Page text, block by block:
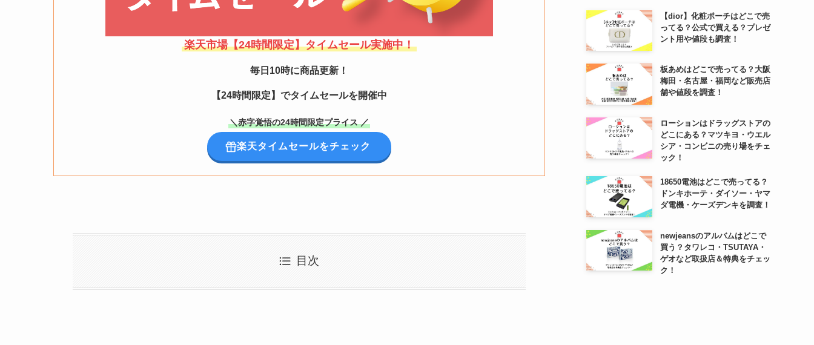
楽天市場【24時間限定】タイムセール実施中！
毎日10時に商品更新！
【24時間限定】でタイムセールを開催中
＼赤字覚悟の24時間限定プライス ／
楽天タイムセールをチェック
目次
【dior】化粧ポーチはどこで売
ってる？公式で買える？プレゼ
ント用や値段も調査！
板あめはどこで売ってる？大阪
梅田・名古屋・福岡など販売店
舗や値段を調査！
ローションはドラッグストアの
どこにある？マツキヨ・ウエル
シア・コンビニの売り場をチェ
ック！
18650電池はどこで売ってる？
ドンキホーテ・ダイソー・ヤマ
ダ電機・ケーズデンキを調査！
newjeansのアルバムはどこで
買う？タワレコ・TSUTAYA・
ゲオなど取扱店＆特典をチェッ
ク！